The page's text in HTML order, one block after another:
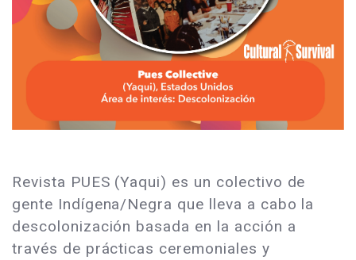
Revista PUES (Yaqui) es un colectivo de
gente Indígena/Negra que lleva a cabo la
descolonización basada en la acción a
través de prácticas ceremoniales y